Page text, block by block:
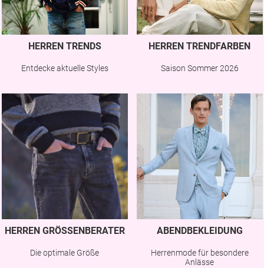
HERREN TRENDS
Entdecke aktuelle Styles
HERREN TRENDFARBEN
Saison Sommer 2026
HERREN GRÖSSENBERATER
Die optimale Größe
ABENDBEKLEIDUNG
Herrenmode für besondere
Anlässe